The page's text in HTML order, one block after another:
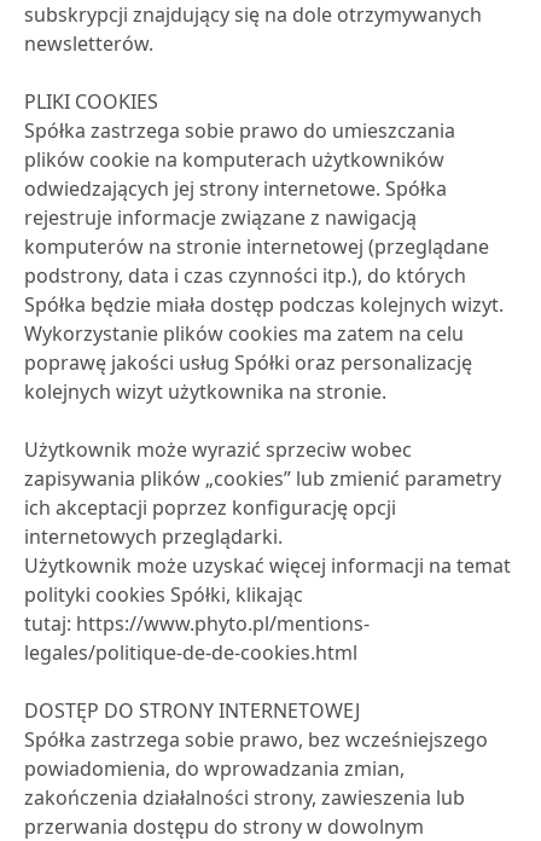
subskrypcji znajdujący się na dole otrzymywanych
newsletterów.
PLIKI COOKIES
Spółka zastrzega sobie prawo do umieszczania
plików cookie na komputerach użytkowników
odwiedzających jej strony internetowe. Spółka
rejestruje informacje związane z nawigacją
komputerów na stronie internetowej (przeglądane
podstrony, data i czas czynności itp.), do których
Spółka będzie miała dostęp podczas kolejnych wizyt.
Wykorzystanie plików cookies ma zatem na celu
poprawę jakości usług Spółki oraz personalizację
kolejnych wizyt użytkownika na stronie.
Użytkownik może wyrazić sprzeciw wobec
zapisywania plików „cookies” lub zmienić parametry
ich akceptacji poprzez konfigurację opcji
internetowych przeglądarki.
Użytkownik może uzyskać więcej informacji na temat
polityki cookies Spółki, klikając
tutaj: https://www.phyto.pl/mentions-
legales/politique-de-de-cookies.html
DOSTĘP DO STRONY INTERNETOWEJ
Spółka zastrzega sobie prawo, bez wcześniejszego
powiadomienia, do wprowadzania zmian,
zakończenia działalności strony, zawieszenia lub
przerwania dostępu do strony w dowolnym